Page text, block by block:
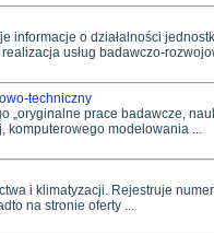
informacje o działalności
usług badawczo-
techniczny
„oryginalne prace badawcze,
komputerowego modelowania ...
i klimatyzacji. Rejestruje
na stronie oferty ...